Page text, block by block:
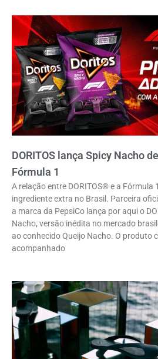
DORITOS lança Spicy Nacho
Fórmula 1
A relação entre DORITOS® e a
ingrediente extra no Brasil. Parceira
a marca da PepsiCo lança por aqui o
Nacho, versão inédita no mercado
ao conhecido Queijo Nacho. O produto
acompanhado